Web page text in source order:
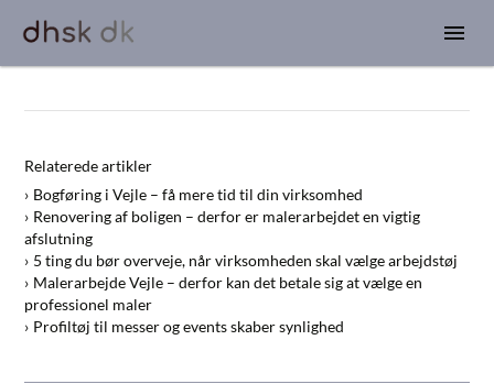
Relaterede artikler
Bogføring i Vejle – få mere tid til din virksomhed
Renovering af boligen – derfor er malerarbejdet en vigtig
afslutning
5 ting du bør overveje, når virksomheden skal vælge arbejdstøj
Malerarbejde Vejle – derfor kan det betale sig at vælge en
professionel maler
Profiltøj til messer og events skaber synlighed